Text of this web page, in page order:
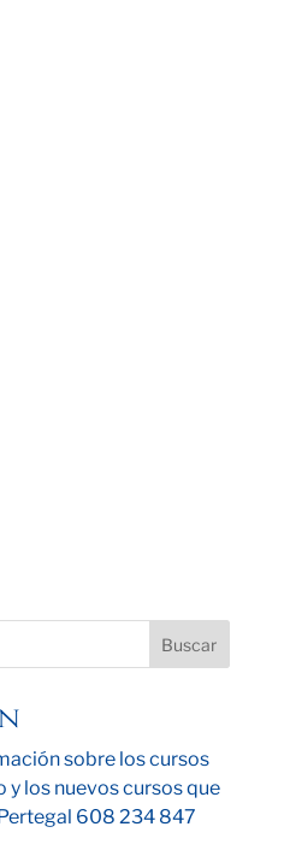
sobre los cursos
y los nuevos cursos que
608 234 847